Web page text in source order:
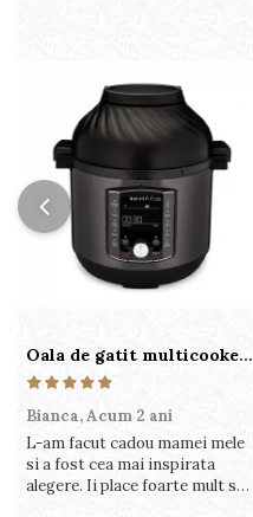
Oala de gatit multicooker 11 functii Instant Pot Pro Crisp 8 + Air Fryer 7.6 lt
Bianca,Acum 2 ani
L-am facut cadou mamei mele
si a fost cea mai inspirata
alegere. Ii place foarte mult sa